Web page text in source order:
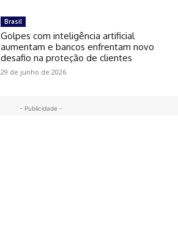
Brasil
Golpes com inteligência artificial
aumentam e bancos enfrentam novo
desafio na proteção de clientes
29 de junho de 2026
- Publicidade -